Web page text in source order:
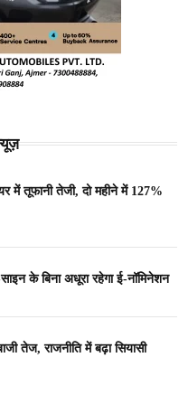
तूफानी तेजी, दो महीने में 127%
के बिना अधूरा रहेगा ई-नॉमिनेशन
तेज, राजनीति में बढ़ा सियासी